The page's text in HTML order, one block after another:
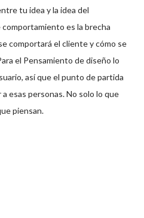
tu idea y la idea del
es la brecha
comportará el cliente y cómo se
el Pensamiento de diseño lo
así que el punto de partida
esas personas. No solo lo que
piensan.